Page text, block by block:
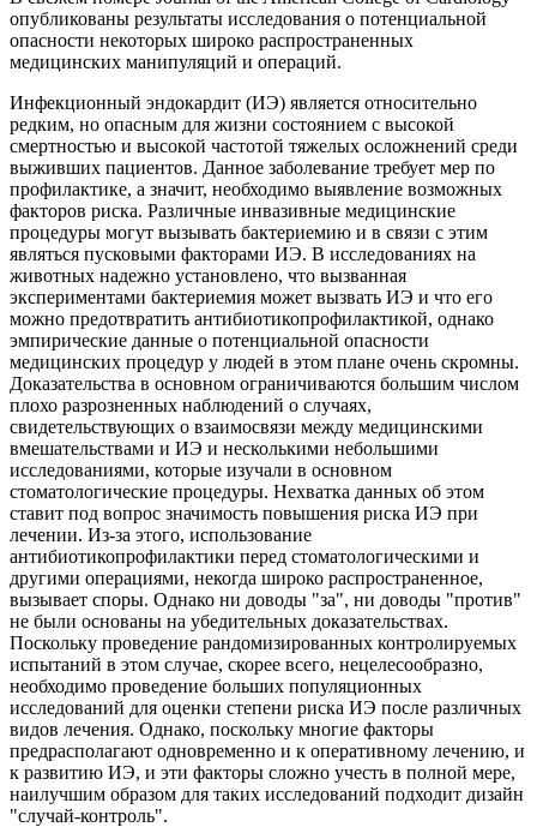
опубликованы результаты исследования о потенциальной
опасности некоторых широко распространенных
медицинских манипуляций и операций.
Инфекционный эндокардит (ИЭ) является относительно
редким, но опасным для жизни состоянием с высокой
смертностью и высокой частотой тяжелых осложнений среди
выживших пациентов. Данное заболевание требует мер по
профилактике, а значит, необходимо выявление возможных
факторов риска. Различные инвазивные медицинские
процедуры могут вызывать бактериемию и в связи с этим
являться пусковыми факторами ИЭ. В исследованиях на
животных надежно установлено, что вызванная
экспериментами бактериемия может вызвать ИЭ и что его
можно предотвратить антибиотикопрофилактикой, однако
эмпирические данные о потенциальной опасности
медицинских процедур у людей в этом плане очень скромны.
Доказательства в основном ограничиваются большим числом
плохо разрозненных наблюдений о случаях,
свидетельствующих о взаимосвязи между медицинскими
вмешательствами и ИЭ и несколькими небольшими
исследованиями, которые изучали в основном
стоматологические процедуры. Нехватка данных об этом
ставит под вопрос значимость повышения риска ИЭ при
лечении. Из-за этого, использование
антибиотикопрофилактики перед стоматологическими и
другими операциями, некогда широко распространенное,
вызывает споры. Однако ни доводы "за", ни доводы "против"
не были основаны на убедительных доказательствах.
Поскольку проведение рандомизированных контролируемых
испытаний в этом случае, скорее всего, нецелесообразно,
необходимо проведение больших популяционных
исследований для оценки степени риска ИЭ после различных
видов лечения. Однако, поскольку многие факторы
предрасполагают одновременно и к оперативному лечению, и
к развитию ИЭ, и эти факторы сложно учесть в полной мере,
наилучшим образом для таких исследований подходит дизайн
"случай-контроль".